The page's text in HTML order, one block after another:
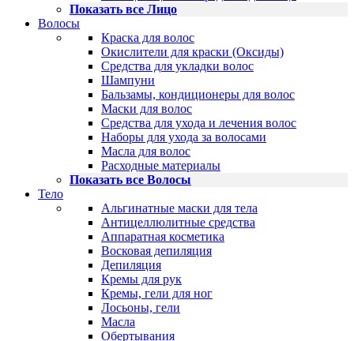
Показать все Лицо
Волосы
Краска для волос
Окислители для краски (Оксиды)
Средства для укладки волос
Шампуни
Бальзамы, кондиционеры для волос
Маски для волос
Средства для ухода и лечения волос
Наборы для ухода за волосами
Масла для волос
Расходные материалы
Показать все Волосы
Тело
Альгинатные маски для тела
Антицеллюлитные средства
Аппаратная косметика
Восковая депиляция
Депиляция
Кремы для рук
Кремы, гели для ног
Лосьоны, гели
Масла
Обертывания